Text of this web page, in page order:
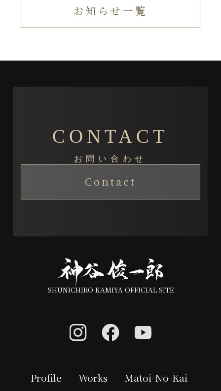
お知らせ一覧
CONTACT
お問い合わせ
Contact
SHUNICHIRO KAMIYA OFFICIAL SITE
Profile Works Matoi-No-Kai